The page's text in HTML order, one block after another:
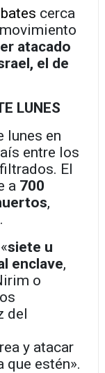
cerca
atacado
el de
LUNES
lunes en
entre los
El
a 700
,
siete u
enclave,
o
del
y atacar
estén».